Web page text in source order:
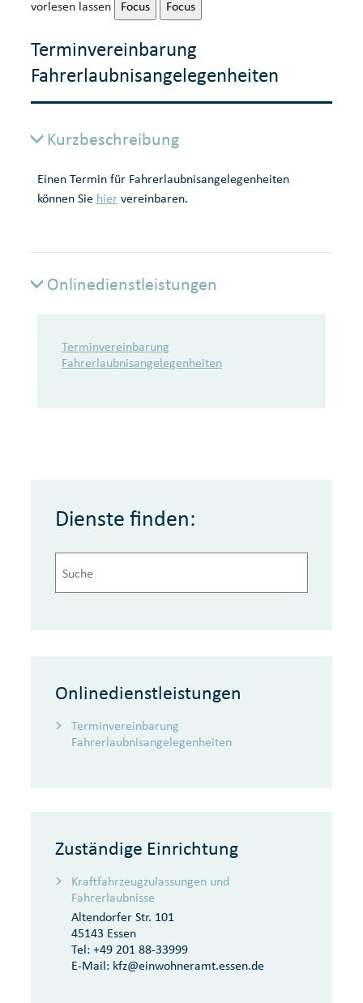
vorlesen lassen Focus Focus
Terminvereinbarung
Fahrerlaubnisangelegenheiten
Kurzbeschreibung
Einen Termin für Fahrerlaubnisangelegenheiten
können Sie hier vereinbaren.
Onlinedienstleistungen
Onlinedienstleistungen
Terminvereinbarung
Fahrerlaubnisangelegenheiten
Dienste finden:
Onlinedienstleistungen
Terminvereinbarung
Fahrerlaubnisangelegenheiten
Zuständige Einrichtung
Kraftfahrzeugzulassungen und
Fahrerlaubnisse
Altendorfer Str. 101
45143 Essen
Tel: +49 201 88-33999
E-Mail: kfz@einwohneramt.essen.de